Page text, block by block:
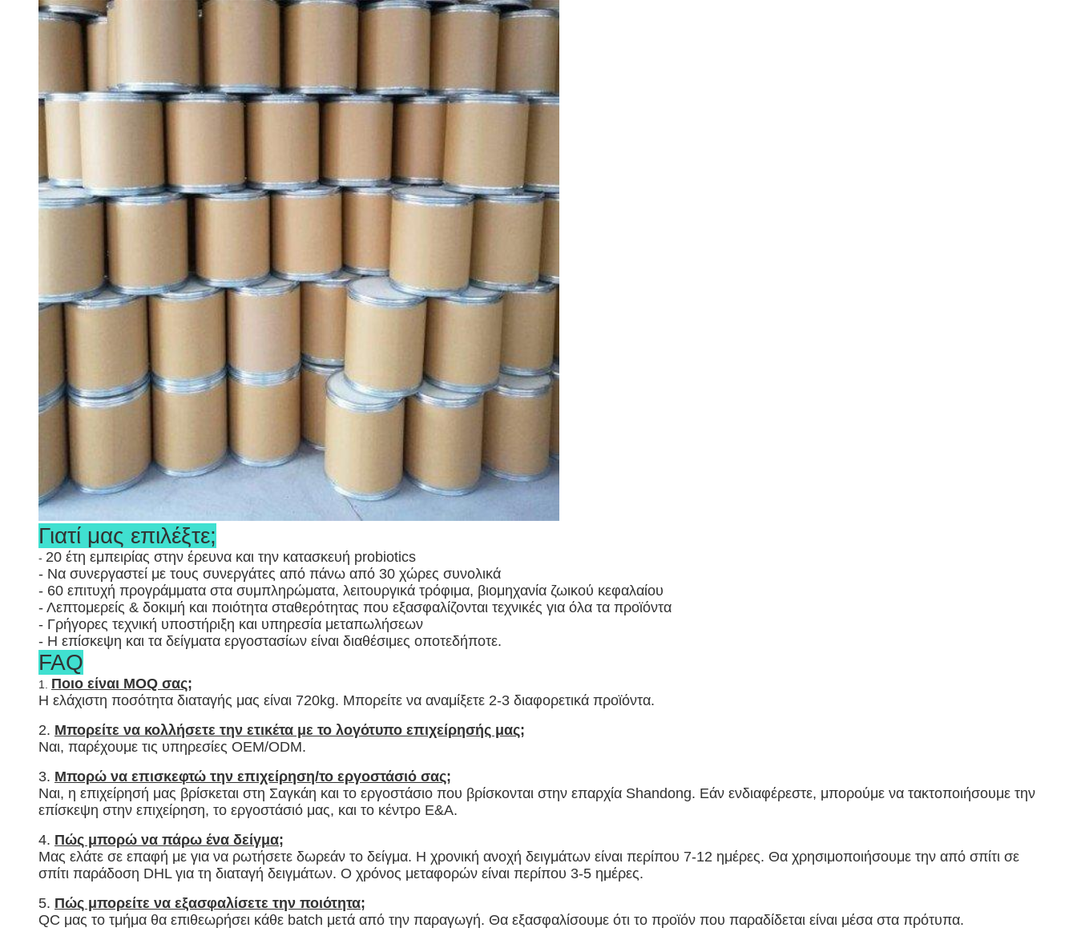
Γιατί μας επιλέξτε;
- 20 έτη εμπειρίας στην έρευνα και την κατασκευή probiotics
- Να συνεργαστεί με τους συνεργάτες από πάνω από 30 χώρες συνολικά
- 60 επιτυχή προγράμματα στα συμπληρώματα, λειτουργικά τρόφιμα, βιομηχανία ζωικού κεφαλαίου
- Λεπτομερείς & δοκιμή και ποιότητα σταθερότητας που εξασφαλίζονται τεχνικές για όλα τα προϊόντα
- Γρήγορες τεχνική υποστήριξη και υπηρεσία μεταπωλήσεων
- Η επίσκεψη και τα δείγματα εργοστασίων είναι διαθέσιμες οποτεδήποτε.
FAQ
1. Ποιο είναι MOQ σας;
Η ελάχιστη ποσότητα διαταγής μας είναι 720kg. Μπορείτε να αναμίξετε 2-3 διαφορετικά προϊόντα.
2. Μπορείτε να κολλήσετε την ετικέτα με το λογότυπο επιχείρησής μας;
Ναι, παρέχουμε τις υπηρεσίες OEM/ODM.
3. Μπορώ να επισκεφτώ την επιχείρηση/το εργοστάσιό σας;
Ναι, η επιχείρησή μας βρίσκεται στη Σαγκάη και το εργοστάσιο που βρίσκονται στην επαρχία Shandong. Εάν ενδιαφέρεστε, μπορούμε να τακτοποιήσουμε την
επίσκεψη στην επιχείρηση, το εργοστάσιό μας, και το κέντρο Ε&Α.
4. Πώς μπορώ να πάρω ένα δείγμα;
Μας ελάτε σε επαφή με για να ρωτήσετε δωρεάν το δείγμα. Η χρονική ανοχή δειγμάτων είναι περίπου 7-12 ημέρες. Θα χρησιμοποιήσουμε την από σπίτι σε
σπίτι παράδοση DHL για τη διαταγή δειγμάτων. Ο χρόνος μεταφορών είναι περίπου 3-5 ημέρες.
5. Πώς μπορείτε να εξασφαλίσετε την ποιότητα;
QC μας το τμήμα θα επιθεωρήσει κάθε batch μετά από την παραγωγή. Θα εξασφαλίσουμε ότι το προϊόν που παραδίδεται είναι μέσα στα πρότυπα.